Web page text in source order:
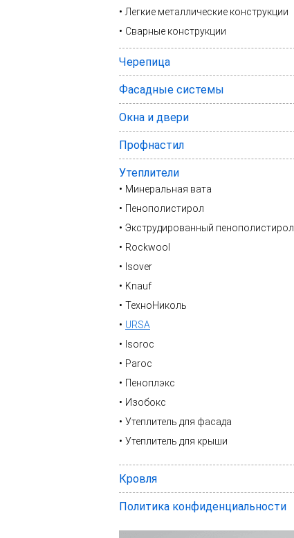
Легкие металлические конструкции
Сварные конструкции
Черепица
Фасадные системы
Окна и двери
Профнастил
Утеплители
Минеральная вата
Пенополистирол
Экструдированный пенополистирол
Rockwool
Isover
Knauf
ТехноНиколь
URSA
Isoroc
Paroc
Пеноплэкс
Изобокс
Утеплитель для фасада
Утеплитель для крыши
Кровля
Политика конфиденциальности